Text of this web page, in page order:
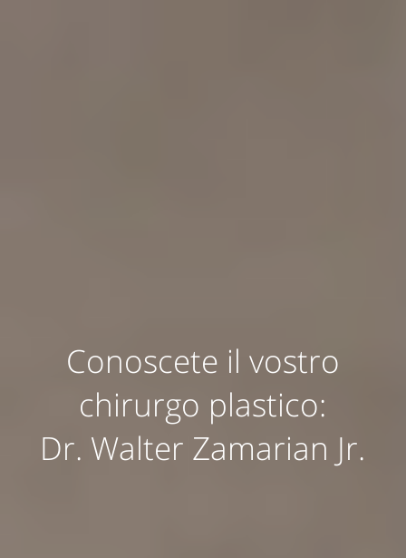
Conoscete il vostro
chirurgo plastico:
Dr. Walter Zamarian Jr.